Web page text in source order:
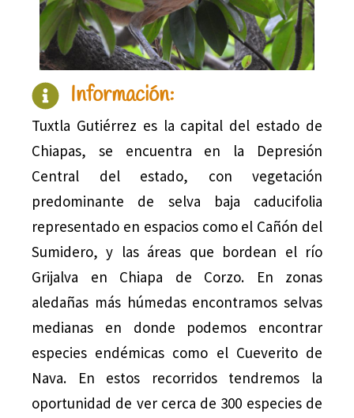
Información:
Tuxtla Gutiérrez es la capital del estado de
Chiapas, se encuentra en la Depresión
Central del estado, con vegetación
predominante de selva baja caducifolia
representado en espacios como el Cañón del
Sumidero, y las áreas que bordean el río
Grijalva en Chiapa de Corzo. En zonas
aledañas más húmedas encontramos selvas
medianas en donde podemos encontrar
especies endémicas como el Cueverito de
Nava. En estos recorridos tendremos la
oportunidad de ver cerca de 300 especies de